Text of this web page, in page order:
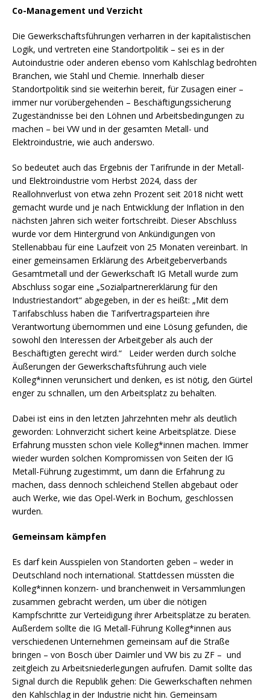
Co-Management und Verzicht
Die Gewerkschaftsführungen verharren in der kapitalistischen
Logik, und vertreten eine Standortpolitik – sei es in der
Autoindustrie oder anderen ebenso vom Kahlschlag bedrohten
Branchen, wie Stahl und Chemie. Innerhalb dieser
Standortpolitik sind sie weiterhin bereit, für Zusagen einer –
immer nur vorübergehenden – Beschäftigungssicherung
Zugeständnisse bei den Löhnen und Arbeitsbedingungen zu
machen – bei VW und in der gesamten Metall- und
Elektroindustrie, wie auch anderswo.
So bedeutet auch das Ergebnis der Tarifrunde in der Metall-
und Elektroindustrie vom Herbst 2024, dass der
Reallohnverlust von etwa zehn Prozent seit 2018 nicht wett
gemacht wurde und je nach Entwicklung der Inflation in den
nächsten Jahren sich weiter fortschreibt. Dieser Abschluss
wurde vor dem Hintergrund von Ankündigungen von
Stellenabbau für eine Laufzeit von 25 Monaten vereinbart. In
einer gemeinsamen Erklärung des Arbeitgeberverbands
Gesamtmetall und der Gewerkschaft IG Metall wurde zum
Abschluss sogar eine „Sozialpartnererklärung für den
Industriestandort“ abgegeben, in der es heißt: „Mit dem
Tarifabschluss haben die Tarifvertragsparteien ihre
Verantwortung übernommen und eine Lösung gefunden, die
sowohl den Interessen der Arbeitgeber als auch der
Beschäftigten gerecht wird.“ Leider werden durch solche
Äußerungen der Gewerkschaftsführung auch viele
Kolleg*innen verunsichert und denken, es ist nötig, den Gürtel
enger zu schnallen, um den Arbeitsplatz zu behalten.
Dabei ist eins in den letzten Jahrzehnten mehr als deutlich
geworden: Lohnverzicht sichert keine Arbeitsplätze. Diese
Erfahrung mussten schon viele Kolleg*innen machen. Immer
wieder wurden solchen Kompromissen von Seiten der IG
Metall-Führung zugestimmt, um dann die Erfahrung zu
machen, dass dennoch schleichend Stellen abgebaut oder
auch Werke, wie das Opel-Werk in Bochum, geschlossen
wurden.
Gemeinsam kämpfen
Es darf kein Ausspielen von Standorten geben – weder in
Deutschland noch international. Stattdessen müssten die
Kolleg*innen konzern- und branchenweit in Versammlungen
zusammen gebracht werden, um über die nötigen
Kampfschritte zur Verteidigung ihrer Arbeitsplätze zu beraten.
Außerdem sollte die IG Metall-Führung Kolleg*innen aus
verschiedenen Unternehmen gemeinsam auf die Straße
bringen – von Bosch über Daimler und VW bis zu ZF – und
zeitgleich zu Arbeitsniederlegungen aufrufen. Damit sollte das
Signal durch die Republik gehen: Die Gewerkschaften nehmen
den Kahlschlag in der Industrie nicht hin. Gemeinsam